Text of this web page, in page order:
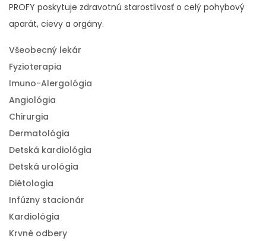
PROFY poskytuje zdravotnú starostlivosť o celý pohybový
aparát, cievy a orgány.
Všeobecný lekár
Fyzioterapia
Imuno-Alergológia
Angiológia
Chirurgia
Dermatológia
Detská kardiológia
Detská urológia
Diétologia
Infúzny stacionár
Kardiológia
Krvné odbery